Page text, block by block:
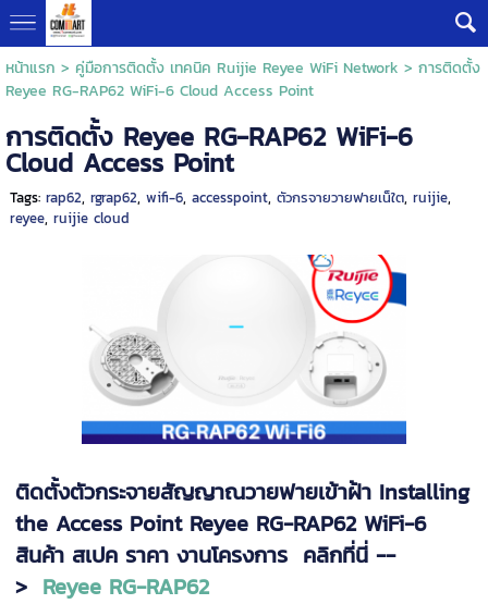
หน้าแรก > คู่มือการติดตั้ง เทคนิค Ruijie Reyee WiFi Network > การติดตั้ง
Reyee RG-RAP62 WiFi-6 Cloud Access Point
การติดตั้ง Reyee RG-RAP62 WiFi-6
Cloud Access Point
Tags: rap62, rgrap62, wifi-6, accesspoint, ตัวกรจายวายฟายเน็ใต, ruijie,
reyee, ruijie cloud
ติดตั้งตัวกระจายสัญญาณวายฟายเข้าฝ้า Installing
theAccess Point Reyee RG-RAP62 WiFi-6
สินค้า สเปค ราคา งานโครงการ คลิกที่นี่ --
> Reyee RG-RAP62